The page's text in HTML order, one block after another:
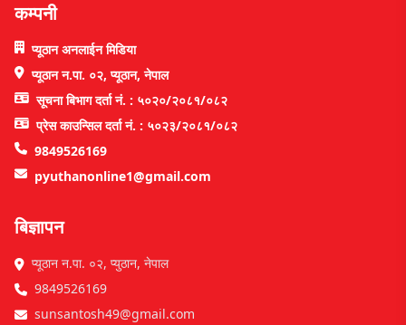
कम्पनी
प्यूठान अनलाईन मिडिया
प्यूठान न.पा. ०२, प्यूठान, नेपाल
सूचना बिभाग दर्ता नं. : ५०२०/२०८१/०८२
प्रेस काउन्सिल दर्ता नं. : ५०२३/२०८१/०८२
9849526169
pyuthanonline1@gmail.com
बिज्ञापन
प्यूठान न.पा. ०२, प्युठान, नेपाल
9849526169
sunsantosh49@gmail.com